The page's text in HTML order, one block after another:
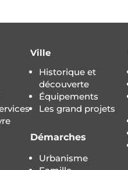
Ville
Historique et
découverte
Équipements
Les grand projets
Démarches
Urbanisme